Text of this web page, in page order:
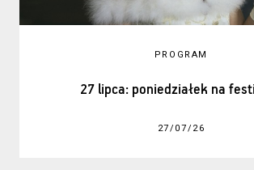
PROGRAM
27 lipca: poniedziałek na
27/07/26